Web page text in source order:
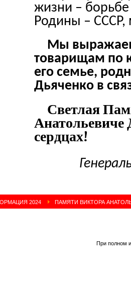
жизни –
Родины –
Мы выражаем
товарищам по
его семье,
Дьяченко в
Светлая
Анатольевиче
сердцах!
2024 ПАМЯТИ ВИКТОРА
При полном